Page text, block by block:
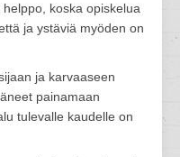
koska opiskelua
ja ystäviä myöden on
ja karvaaseen
painamaan
tulevalle kaudelle on